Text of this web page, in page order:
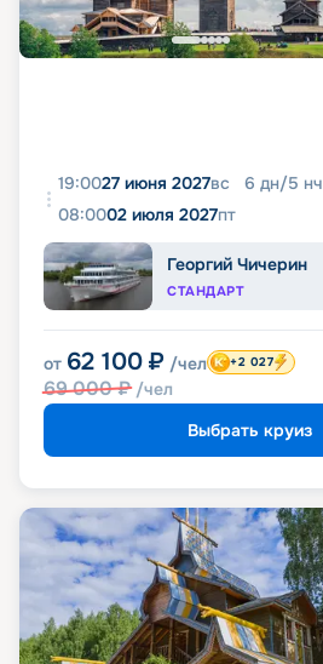
19:0027 июня 2027вс 6 дн/5 нч
08:0002 июля 2027пт
Георгий Чичерин
СТАНДАРТ
от 62 100 ₽ /чел
69 000₽ /чел
+2 027
Выбрать круиз